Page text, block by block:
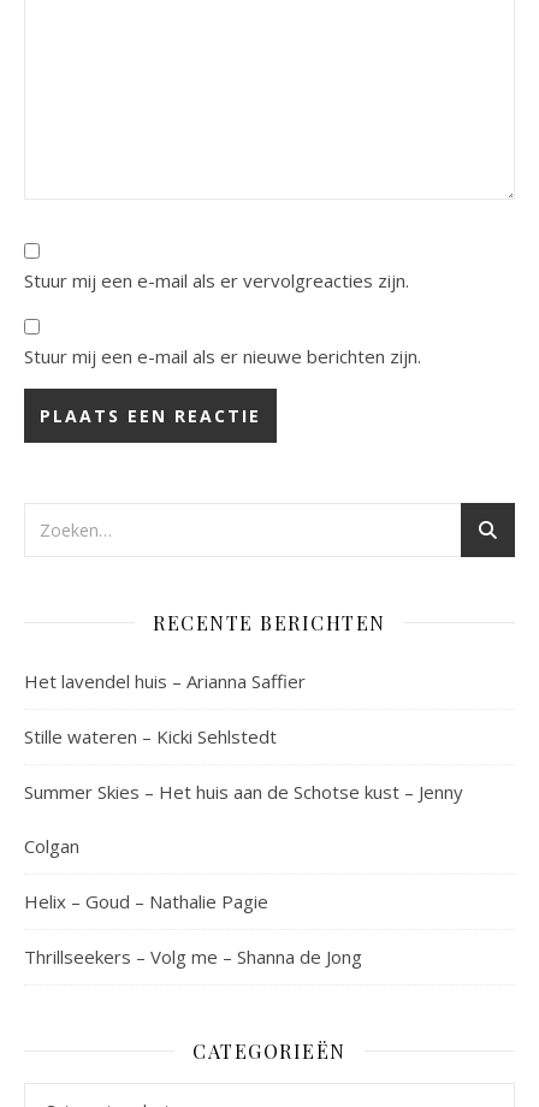
Stuur mij een e-mail als er vervolgreacties zijn.
Stuur mij een e-mail als er nieuwe berichten zijn.
RECENTE BERICHTEN
Het lavendel huis – Arianna Saffier
Stille wateren – Kicki Sehlstedt
Summer Skies – Het huis aan de Schotse kust – Jenny
Colgan
Helix – Goud – Nathalie Pagie
Thrillseekers – Volg me – Shanna de Jong
CATEGORIEËN